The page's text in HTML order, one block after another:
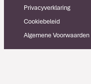
Privacyverklaring
Cookiebeleid
Algemene Voorwaarden